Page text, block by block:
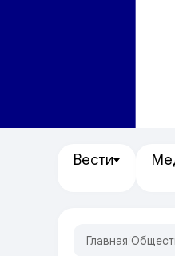
Вести
Главная